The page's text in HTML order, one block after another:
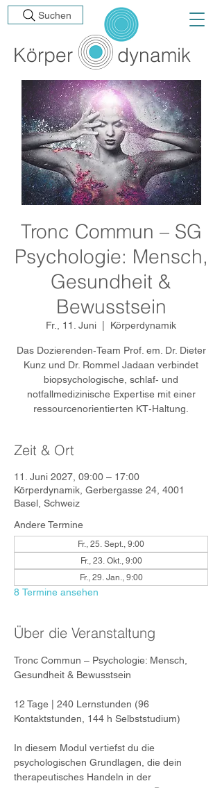
Körper dynamik
Suchen
Tronc Commun – SG
Psychologie: Mensch,
Gesundheit &
Bewusstsein
Fr., 11. Juni Körperdynamik
Das Dozierenden‑Team Prof. em. Dr. Dieter
Kunz und Dr. Rommel Jadaan verbindet
biopsychologische, schlaf‑ und
notfallmedizinische Expertise mit einer
ressourcenorientierten KT‑Haltung.
Zeit & Ort
11. Juni 2027, 09:00 – 17:00
Körperdynamik, Gerbergasse 24, 4001
Basel, Schweiz
Andere Termine
Fr., 25. Sept., 9:00
Fr., 23. Okt., 9:00
Fr., 29. Jan., 9:00
8 Termine ansehen
Über die Veranstaltung
Tronc Commun – Psychologie: Mensch,
Gesundheit & Bewusstsein
12 Tage | 240 Lernstunden (96
Kontaktstunden, 144 h Selbststudium)
In diesem Modul vertiefst du die
psychologischen Grundlagen, die dein
therapeutisches Handeln in der